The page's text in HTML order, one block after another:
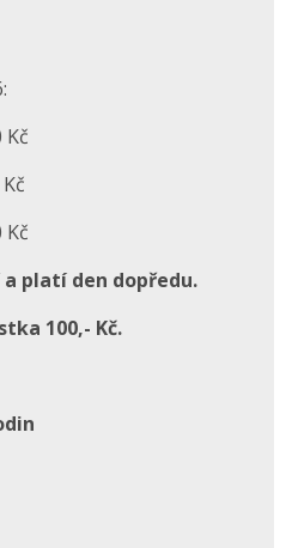
platí den dopředu.
100,- Kč.